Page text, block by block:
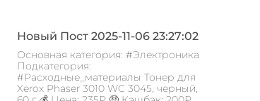
Новый Пост 2025-11-06 23:27:02
Основная категория: #Электроника
Подкатегория:
#Расходные_материалы Тонер для
Xerox Phaser 3010 WC 3045, черный,